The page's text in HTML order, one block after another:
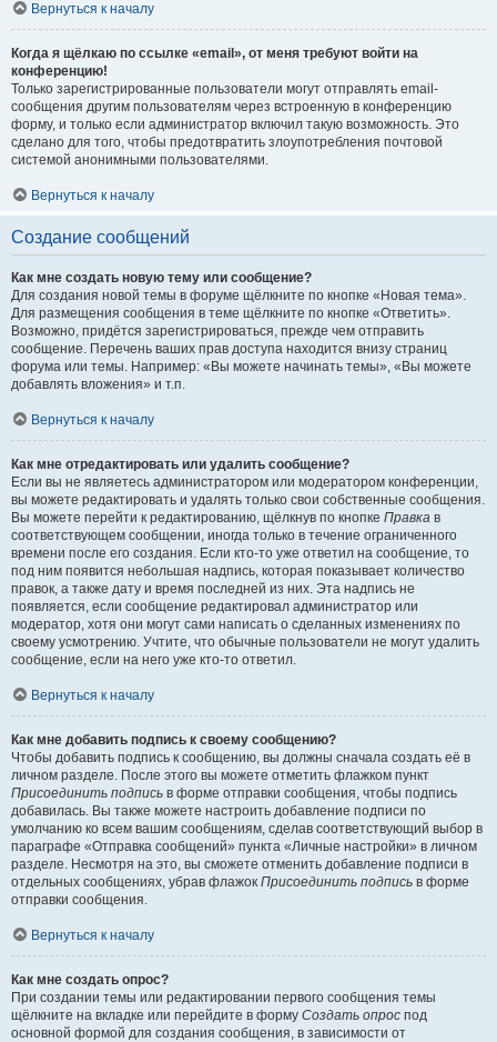
Вернуться к началу
Когда я щёлкаю по ссылке «email», от меня требуют войти на
конференцию!
Только зарегистрированные пользователи могут отправлять email-
сообщения другим пользователям через встроенную в конференцию
форму, и только если администратор включил такую возможность. Это
сделано для того, чтобы предотвратить злоупотребления почтовой
системой анонимными пользователями.
Вернуться к началу
Создание сообщений
Как мне создать новую тему или сообщение?
Для создания новой темы в форуме щёлкните по кнопке «Новая тема».
Для размещения сообщения в теме щёлкните по кнопке «Ответить».
Возможно, придётся зарегистрироваться, прежде чем отправить
сообщение. Перечень ваших прав доступа находится внизу страниц
форума или темы. Например: «Вы можете начинать темы», «Вы можете
добавлять вложения» и т.п.
Вернуться к началу
Как мне отредактировать или удалить сообщение?
Если вы не являетесь администратором или модератором конференции,
вы можете редактировать и удалять только свои собственные сообщения.
Вы можете перейти к редактированию, щёлкнув по кнопке Правка в
соответствующем сообщении, иногда только в течение ограниченного
времени после его создания. Если кто-то уже ответил на сообщение, то
под ним появится небольшая надпись, которая показывает количество
правок, а также дату и время последней из них. Эта надпись не
появляется, если сообщение редактировал администратор или
модератор, хотя они могут сами написать о сделанных изменениях по
своему усмотрению. Учтите, что обычные пользователи не могут удалить
сообщение, если на него уже кто-то ответил.
Вернуться к началу
Как мне добавить подпись к своему сообщению?
Чтобы добавить подпись к сообщению, вы должны сначала создать её в
личном разделе. После этого вы можете отметить флажком пункт
Присоединить подпись в форме отправки сообщения, чтобы подпись
добавилась. Вы также можете настроить добавление подписи по
умолчанию ко всем вашим сообщениям, сделав соответствующий выбор в
параграфе «Отправка сообщений» пункта «Личные настройки» в личном
разделе. Несмотря на это, вы сможете отменить добавление подписи в
отдельных сообщениях, убрав флажок Присоединить подпись в форме
отправки сообщения.
Вернуться к началу
Как мне создать опрос?
При создании темы или редактировании первого сообщения темы
щёлкните на вкладке или перейдите в форму Создать опрос под
основной формой для создания сообщения, в зависимости от